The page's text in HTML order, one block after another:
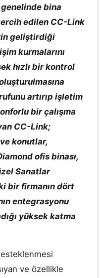
bina
edilen CC-Link
geliştirdiği
kurmalarını
hızlı bir kontrol
artırıp işletim
bir çalışma
CC-Link;
ve konutlar,
ofis binası,
Sanatlar
bir firmanın dört
entegrasyonu
yüksek katma
ve özellikle